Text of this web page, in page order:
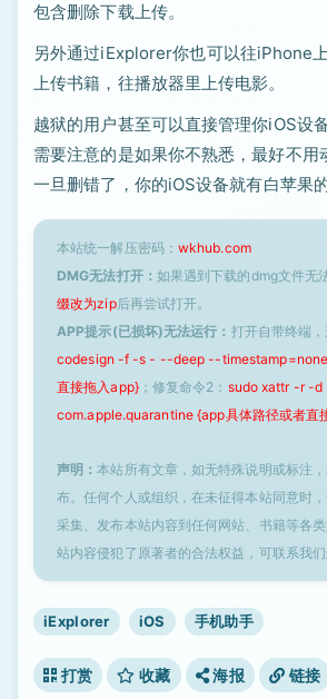
包含删除下载上传。
另外通过iExplorer你也可以往iPhone
上传书籍，往播放器里上传电影。
越狱的用户甚至可以直接管理你iOS设
需要注意的是如果你不熟悉，最好不用
一旦删错了，你的iOS设备就有白苹果的
本站统一解压密码： wkhub.com
DMG无法打开： 如果遇到下载的dmg文件无
缀改为zip后再尝试打开。
APP提示(已损坏)无法运行： 打开自带终端
codesign -f -s - --deep --timestamp=none
直接拖入app}；修复命令2： sudo xattr -r -d
com.apple.quarantine {app具体路径或者直
声明：本站所有文章，如无特殊说明或标注
布。任何个人或组织，在未征得本站同意时，
采集、发布本站内容到任何网站、书籍等各
站内容侵犯了原著者的合法权益，可联系我们
iExplorer iOS 手机助手
打赏 收藏 海报 链接